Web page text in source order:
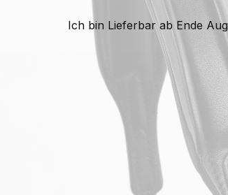
Ich bin Lieferbar ab Ende